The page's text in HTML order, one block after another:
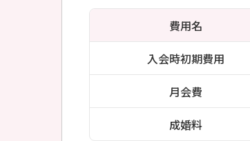
費用名
入会時初期費用
月会費
成婚料